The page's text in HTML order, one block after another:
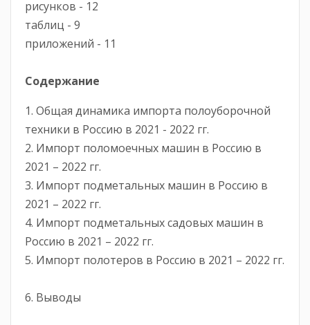
рисунков - 12
таблиц - 9
приложений - 11
Содержание
1. Общая динамика импорта полоуборочной
техники в Россию в 2021 - 2022 гг.
2. Импорт поломоечных машин в Россию в
2021 – 2022 гг.
3. Импорт подметальных машин в Россию в
2021 – 2022 гг.
4. Импорт подметальных садовых машин в
Россию в 2021 – 2022 гг.
5. Импорт полотеров в Россию в 2021 – 2022 гг.
6. Выводы